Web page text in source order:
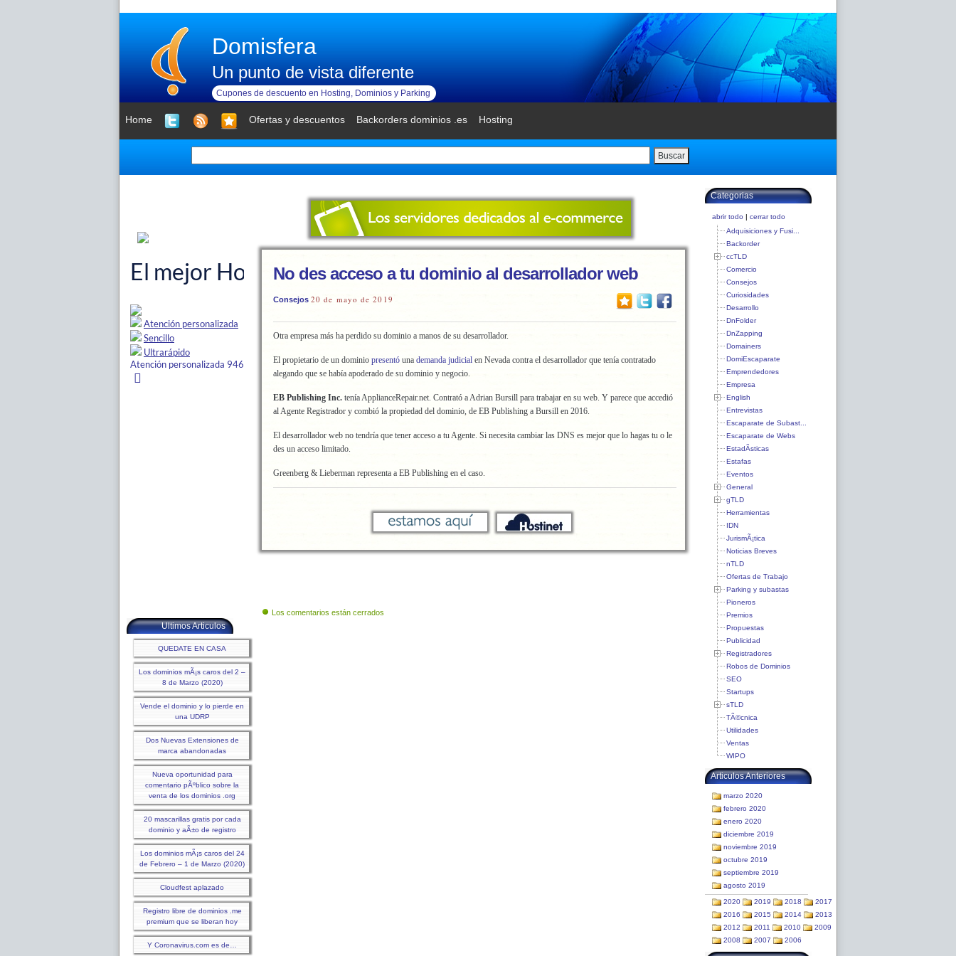
Domisfera
Un punto de vista diferente
Cupones de descuento en Hosting, Dominios y Parking
Home Ofertas y descuentos Backorders dominios .es Hosting
Buscar
Ultimos Articulos
QUEDATE EN CASA
Los dominios mÃ¡s caros del 2 –
8 de Marzo (2020)
Vende el dominio y lo pierde en
una UDRP
Dos Nuevas Extensiones de
marca abandonadas
Nueva oportunidad para
comentario pÃºblico sobre la
venta de los dominios .org
20 mascarillas gratis por cada
dominio y aÃ±o de registro
Los dominios mÃ¡s caros del 24
de Febrero – 1 de Marzo (2020)
Cloudfest aplazado
Registro libre de dominios .me
premium que se liberan hoy
Y Coronavirus.com es de…
No des acceso a tu dominio al desarrollador web
Consejos 20 de mayo de 2019
Otra empresa más ha perdido su dominio a manos de su desarrollador.
El propietario de un dominio presentó una demanda judicial en Nevada contra el desarrollador que tenía contratado
alegando que se había apoderado de su dominio y negocio.
EB Publishing Inc. tenía ApplianceRepair.net. Contrató a Adrian Bursill para trabajar en su web. Y parece que accedió
al Agente Registrador y combió la propiedad del dominio, de EB Publishing a Bursill en 2016.
El desarrollador web no tendría que tener acceso a tu Agente. Si necesita cambiar las DNS es mejor que lo hagas tu o le
des un acceso limitado.
Greenberg & Lieberman representa a EB Publishing en el caso.
Los comentarios están cerrados
Categorias
abrir todo | cerrar todo
Adquisiciones y Fusi...
Backorder
ccTLD
Comercio
Consejos
Curiosidades
Desarrollo
DnFolder
DnZapping
Domainers
DomiEscaparate
Emprendedores
Empresa
English
Entrevistas
Escaparate de Subast...
Escaparate de Webs
EstadÃ­sticas
Estafas
Eventos
General
gTLD
Herramientas
IDN
JurismÃ¡tica
Noticias Breves
nTLD
Ofertas de Trabajo
Parking y subastas
Pioneros
Premios
Propuestas
Publicidad
Registradores
Robos de Dominios
SEO
Startups
sTLD
TÃ©cnica
Utilidades
Ventas
WIPO
Articulos Anteriores
marzo 2020
febrero 2020
enero 2020
diciembre 2019
noviembre 2019
octubre 2019
septiembre 2019
agosto 2019
2020 2019 2018
2017
2016
2015 2014
2013
2012
2011 2010
2009
2008
2007 2006